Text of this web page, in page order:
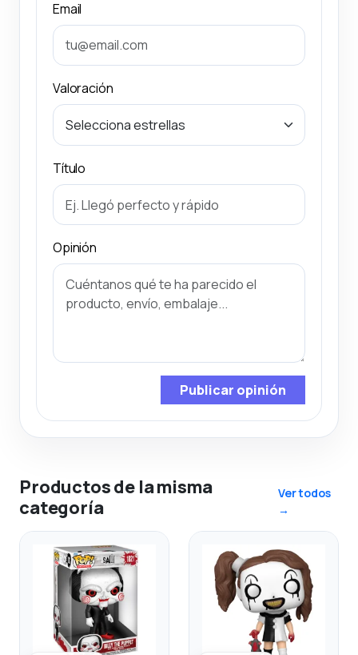
Email
Valoración
Título
Opinión
Publicar opinión
Productos de la misma
categoría
Ver todos
→